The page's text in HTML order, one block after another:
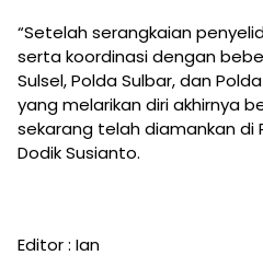
“Setelah serangkaian
serta koordinasi dengan
Sulsel, Polda Sulbar, dan
yang melarikan diri akhirnya
sekarang telah diamankan di
Dodik Susianto.
Editor : Ian